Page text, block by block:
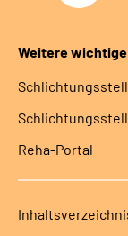
Weitere
Reha-Portal